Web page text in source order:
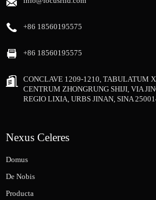
+86 18560195575
+86 18560195575
CONCLAVE 1209-1210, TABULATUM
CENTRUM ZHONGRUNG SHIJI, VIA
REGIO LIXIA, URBS JINAN, SINA
Nexus Celeres
Domus
De Nobis
Producta